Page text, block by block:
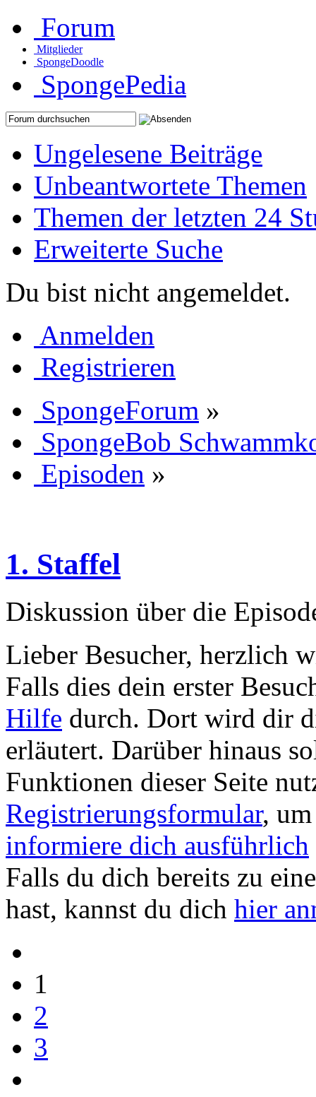
Forum
Mitglieder
SpongeDoodle
SpongePedia
Ungelesene Beiträge
Unbeantwortete Themen
Themen der letzten 24
Erweiterte Suche
Du bist nicht angemeldet.
Anmelden
Registrieren
SpongeForum »
SpongeBob
Episoden »
1. Staffel
Diskussion über die
Lieber Besucher, herzlich
Falls dies dein erster
Hilfe durch. Dort wird dir
erläutert. Darüber hinaus
Funktionen dieser Seite
Registrierungsformular,
informiere dich ausführlich
Falls du dich bereits zu
hast, kannst du dich hier
1
2
3